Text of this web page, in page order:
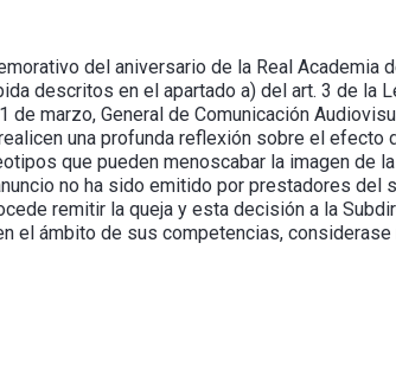
del aniversario de la Real Academia
descritos en el apartado a) del art. 3 de la
marzo, General de Comunicación
una profunda reflexión sobre el efecto
que pueden menoscabar la imagen de
no ha sido emitido por prestadores del
remitir la queja y esta decisión a la
el ámbito de sus competencias,